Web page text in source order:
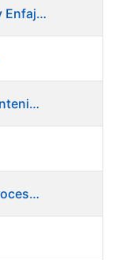
Maquinista Jefe de Equipo Corte y Enfajado
Oficial 1ª Eléctrico-Electrónico Mantenimiento Destacado
BE 11/24 - Técnico de Análisis y Procesos de Laboratorio